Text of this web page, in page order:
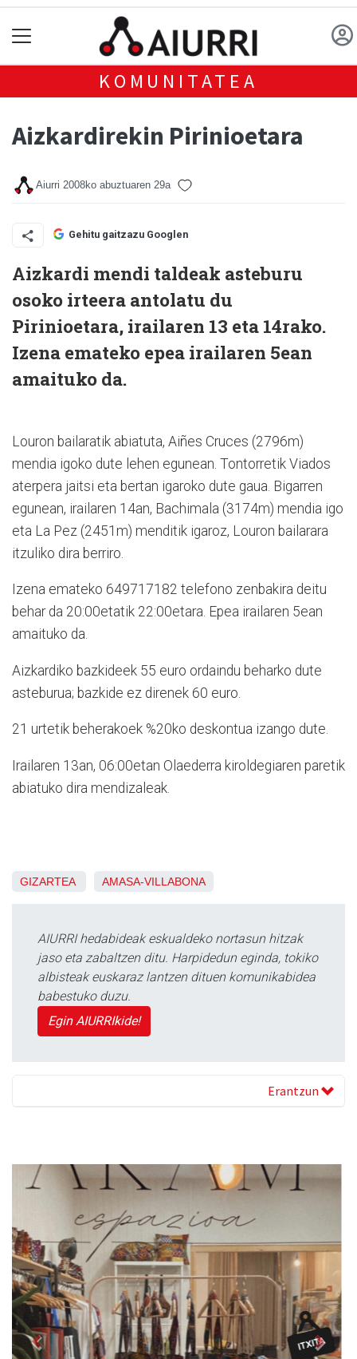
KOMUNITATEA
Aizkardirekin Pirinioetara
Aiurri 2008ko abuztuaren 29a
Gehitu gaitzazu Googlen
Aizkardi mendi taldeak asteburu
osoko irteera antolatu du
Pirinioetara, irailaren 13 eta 14rako.
Izena emateko epea irailaren 5ean
amaituko da.
Louron bailaratik abiatuta, Aiñes Cruces (2796m)
mendia igoko dute lehen egunean. Tontorretik Viados
aterpera jaitsi eta bertan igaroko dute gaua. Bigarren
egunean, irailaren 14an, Bachimala (3174m) mendia igo
eta La Pez (2451m) menditik igaroz, Louron bailarara
itzuliko dira berriro.
Izena emateko 649717182 telefono zenbakira deitu
behar da 20:00etatik 22:00etara. Epea irailaren 5ean
amaituko da.
Aizkardiko bazkideek 55 euro ordaindu beharko dute
asteburua; bazkide ez direnek 60 euro.
21 urtetik beherakoek %20ko deskontua izango dute.
Irailaren 13an, 06:00etan Olaederra kiroldegiaren paretik
abiatuko dira mendizaleak.
GIZARTEA AMASA-VILLABONA
AIURRI hedabideak eskualdeko nortasun hitzak
jaso eta zabaltzen ditu. Harpidedun eginda, tokiko
albisteak euskaraz lantzen dituen komunikabidea
babestuko duzu.
Egin AIURRIkide!
Erantzun
Previous Next